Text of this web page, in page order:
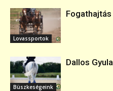
Lovassportok
Fogathajtás
Büszkeségeink
Dallos Gyula